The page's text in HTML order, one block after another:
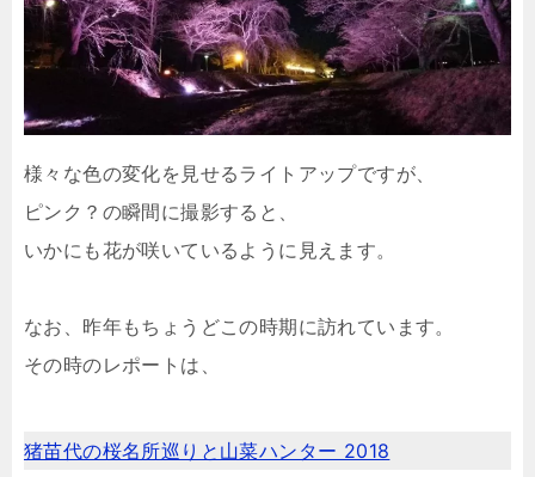
様々な色の変化を見せるライトアップですが、
ピンク？の瞬間に撮影すると、
いかにも花が咲いているように見えます。
なお、昨年もちょうどこの時期に訪れています。
その時のレポートは、
猪苗代の桜名所巡りと山菜ハンター 2018